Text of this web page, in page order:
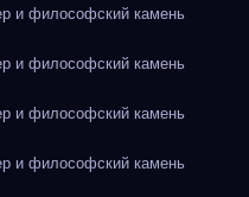
и философский камень
и философский камень
и философский камень
и философский камень